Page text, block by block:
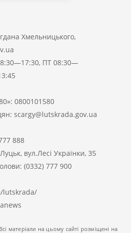
Хмельницького,
ПТ 08:30—
0800101580
scargy@lutskrada.gov.ua
888
вул.Лесі Українки, 35
(0332) 777 900
lutskrada/
матеріали на цьому сайті розміщені на